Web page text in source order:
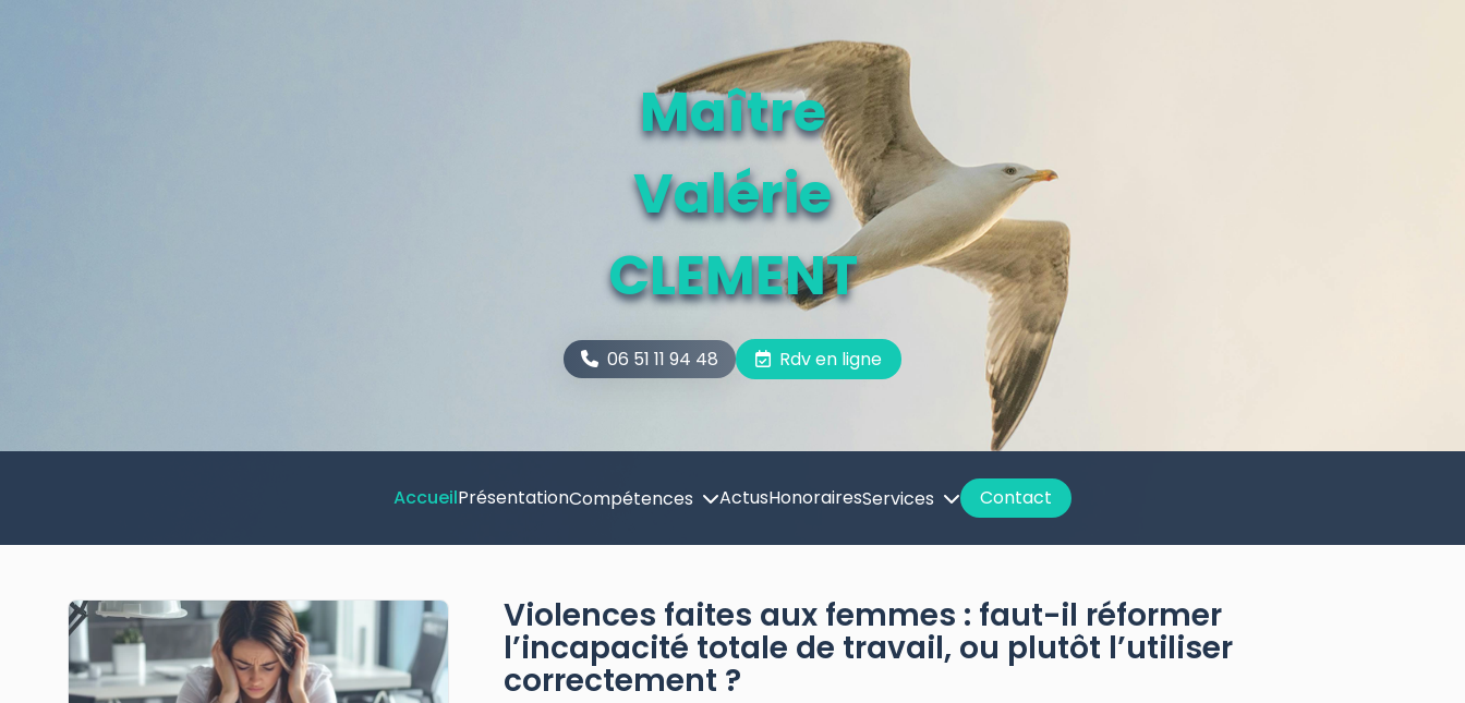
AccueilPrésentationCompétences ActusHonorairesServices Contact
Maître
Valérie
CLEMENT
06 51 11 94 48 Rdv en ligne
Violences faites aux femmes : faut-il réformer
l’incapacité totale de travail, ou plutôt l’utiliser
correctement ?